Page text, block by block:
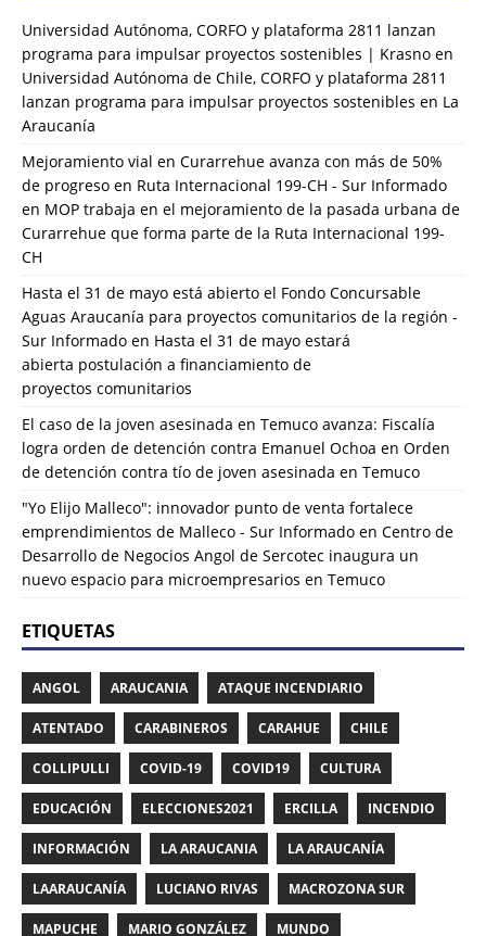
Universidad Autónoma, CORFO y plataforma 2811 lanzan
programa para impulsar proyectos sostenibles | Krasno en
Universidad Autónoma de Chile, CORFO y plataforma 2811
lanzan programa para impulsar proyectos sostenibles en La
Araucanía
Mejoramiento vial en Curarrehue avanza con más de 50%
de progreso en Ruta Internacional 199-CH - Sur Informado
en MOP trabaja en el mejoramiento de la pasada urbana de
Curarrehue que forma parte de la Ruta Internacional 199-
CH
Hasta el 31 de mayo está abierto el Fondo Concursable
Aguas Araucanía para proyectos comunitarios de la región -
Sur Informado en Hasta el 31 de mayo estará
abierta postulación a financiamiento de
proyectos comunitarios
El caso de la joven asesinada en Temuco avanza: Fiscalía
logra orden de detención contra Emanuel Ochoa en Orden
de detención contra tío de joven asesinada en Temuco
"Yo Elijo Malleco": innovador punto de venta fortalece
emprendimientos de Malleco - Sur Informado en Centro de
Desarrollo de Negocios Angol de Sercotec inaugura un
nuevo espacio para microempresarios en Temuco
ETIQUETAS
ANGOL ARAUCANIA ATAQUE INCENDIARIO
ATENTADO CARABINEROS CARAHUE CHILE
COLLIPULLI COVID-19 COVID19 CULTURA
EDUCACIÓN ELECCIONES2021 ERCILLA INCENDIO
INFORMACIÓN LA ARAUCANIA LA ARAUCANÍA
LAARAUCANÍA LUCIANO RIVAS MACROZONA SUR
MAPUCHE MARIO GONZÁLEZ MUNDO